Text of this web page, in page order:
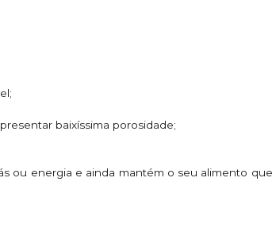
baixíssima porosidade;
ou energia e ainda mantém o seu alimento